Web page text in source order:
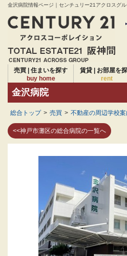
金沢病院情報ページ｜センチュリー21アクロスグ
売買 | 住まいを探す
buy home
賃貸 | お部屋を
rent
金沢病院
総合トップ > 売買 > 不動産の周辺学校案
<<神戸市灘区の総合病院の一覧へ